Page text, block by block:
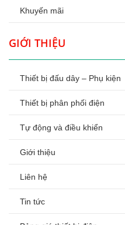
Khuyến mãi
GIỚI THIỆU
Thiết bị đấu dây – Phụ kiện
Thiết bị phân phối điện
Tự động và điều khiển
Giới thiệu
Liên hệ
Tin tức